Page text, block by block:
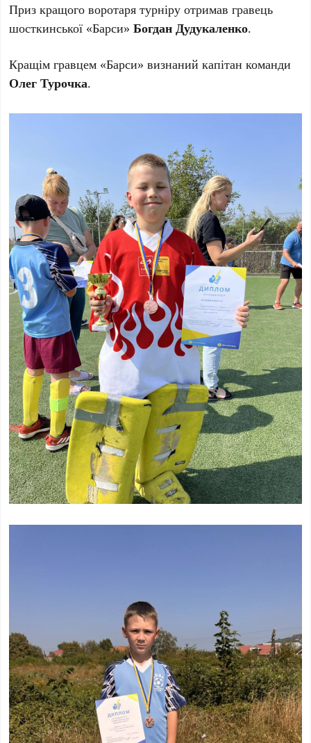
Приз кращого воротаря турніру отримав гравець
шосткинської «Барси»Богдан Дудукаленко.
Кращім гравцем «Барси» визнаний капітан команди
Олег Турочка.